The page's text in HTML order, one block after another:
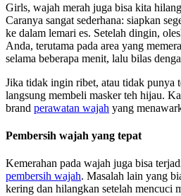
Girls, wajah merah juga bisa kita
Caranya sangat sederhana: siapkan
ke dalam lemari es. Setelah dingin,
Anda, terutama pada area yang
selama beberapa menit, lalu bilas
Jika tidak ingin ribet, atau tidak punya
langsung membeli masker teh hijau.
brand perawatan wajah yang
Pembersih wajah yang tepat
Kemerahan pada wajah juga bisa
pembersih wajah. Masalah lain yang
kering dan hilangkan setelah mencuci